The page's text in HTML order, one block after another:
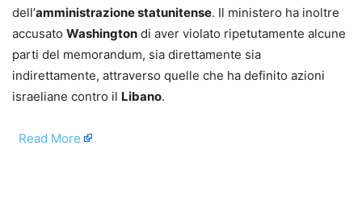
dell’amministrazione statunitense. Il ministero ha inoltre
accusato Washington di aver violato ripetutamente alcune
parti del memorandum, sia direttamente sia
indirettamente, attraverso quelle che ha definito azioni
israeliane contro il Libano.
Read More